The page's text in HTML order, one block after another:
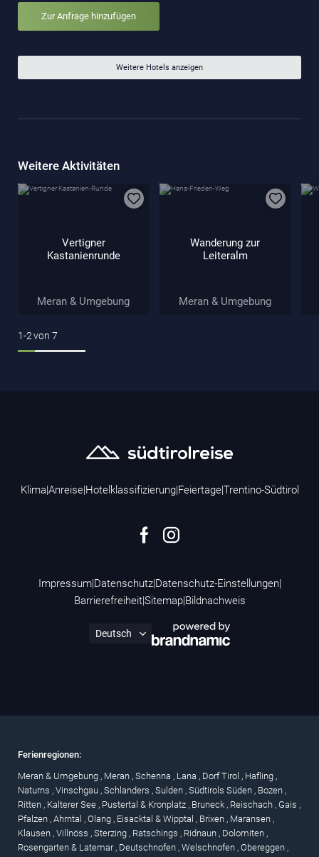
Zur Anfrage hinzufügen
Weitere Hotels anzeigen
Weitere Aktivitäten
Vertigner
Kastanienrunde
Meran & Umgebung
Wanderung zur
Leiteralm
Meran & Umgebung
1-2von 7
Klima|Anreise|Hotelklassifizierung|Feiertage|Trentino-Südtirol
Impressum|Datenschutz|Datenschutz-Einstellungen|
Barrierefreiheit|Sitemap|Bildnachweis
Ferienregionen:
Meran & Umgebung , Meran , Schenna , Lana , Dorf Tirol , Hafling ,
Naturns , Vinschgau , Schlanders , Sulden , Südtirols Süden , Bozen ,
Ritten , Kalterer See , Pustertal & Kronplatz , Bruneck , Reischach , Gais ,
Pfalzen , Ahrntal , Olang , Eisacktal & Wipptal , Brixen , Maransen ,
Klausen , Villnöss , Sterzing , Ratschings , Ridnaun , Dolomiten ,
Rosengarten & Latemar , Deutschnofen , Welschnofen , Obereggen ,